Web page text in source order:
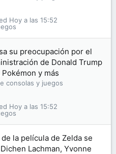
Hoy a las 15:52
su preocupación por el
de Donald Trump
y más
consolas y juegos
Hoy a las 15:52
la película de Zelda se
Lachman, Yvonne